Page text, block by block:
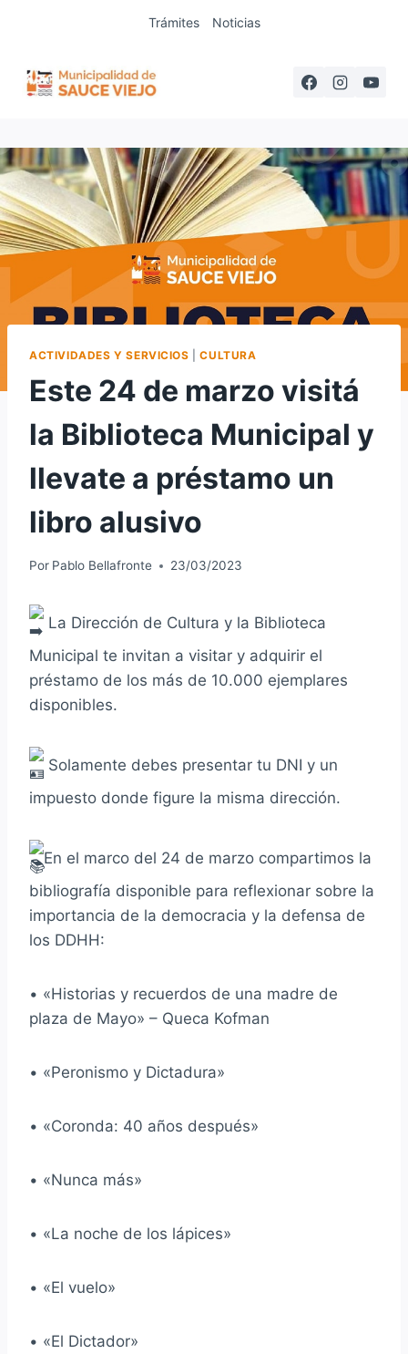
Trámites Noticias
ACTIVIDADES Y SERVICIOS |CULTURA
Este 24 de marzo visitá
la Biblioteca Municipal y
llevate a préstamo un
libro alusivo
Por Pablo Bellafronte 23/03/2023
La Dirección de Cultura y la Biblioteca
Municipal te invitan a visitar y adquirir el
préstamo de los más de 10.000 ejemplares
disponibles.
Solamente debes presentar tu DNI y un
impuesto donde figure la misma dirección.
En el marco del 24 de marzo compartimos la
bibliografía disponible para reflexionar sobre la
importancia de la democracia y la defensa de
los DDHH:
• «Historias y recuerdos de una madre de
plaza de Mayo» – Queca Kofman
• «Peronismo y Dictadura»
• «Coronda: 40 años después»
• «Nunca más»
• «La noche de los lápices»
• «El vuelo»
• «El Dictador»